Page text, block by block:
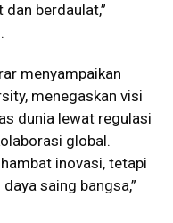
berdaulat,”
menyampaikan
menegaskan visi
dunia lewat regulasi
global.
inovasi, tetapi
saing bangsa,”